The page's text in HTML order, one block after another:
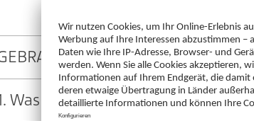
Was ist Carvedilol-Teva® 6,25